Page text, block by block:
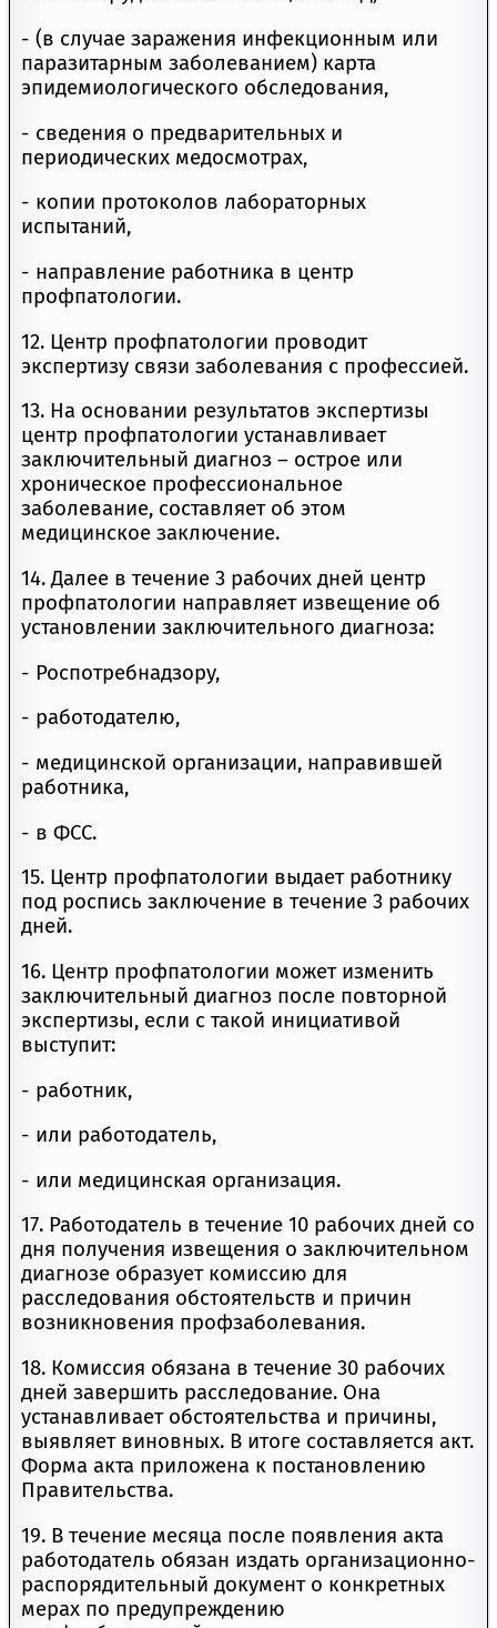
- (в случае заражения инфекционным или
паразитарным заболеванием) карта
эпидемиологического обследования,
- сведения о предварительных и
периодических медосмотрах,
- копии протоколов лабораторных
испытаний,
- направление работника в центр
профпатологии.
12. Центр профпатологии проводит
экспертизу связи заболевания с профессией.
13. На основании результатов экспертизы
центр профпатологии устанавливает
заключительный диагноз – острое или
хроническое профессиональное
заболевание, составляет об этом
медицинское заключение.
14. Далее в течение 3 рабочих дней центр
профпатологии направляет извещение об
установлении заключительного диагноза:
- Роспотребнадзору,
- работодателю,
- медицинской организации, направившей
работника,
- в ФСС.
15. Центр профпатологии выдает работнику
под роспись заключение в течение 3 рабочих
дней.
16. Центр профпатологии может изменить
заключительный диагноз после повторной
экспертизы, если с такой инициативой
выступит:
- работник,
- или работодатель,
- или медицинская организация.
17. Работодатель в течение 10 рабочих дней со
дня получения извещения о заключительном
диагнозе образует комиссию для
расследования обстоятельств и причин
возникновения профзаболевания.
18. Комиссия обязана в течение 30 рабочих
дней завершить расследование. Она
устанавливает обстоятельства и причины,
выявляет виновных. В итоге составляется акт.
Форма акта приложена к постановлению
Правительства.
19. В течение месяца после появления акта
работодатель обязан издать организационно-
распорядительный документ о конкретных
мерах по предупреждению